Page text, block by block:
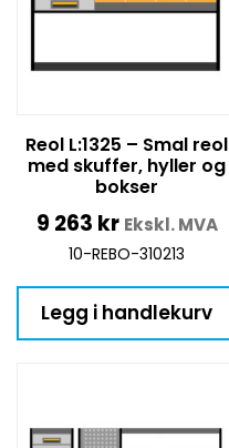
Reol L:1325 – Smal reol
med skuffer, hyller og
bokser
9 263 kr Ekskl. MVA
10-REBO-310213
Legg i handlekurv